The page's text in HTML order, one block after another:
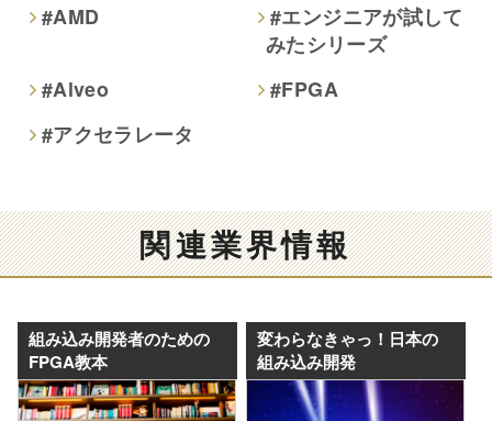
#AMD
#エンジニアが試して
みたシリーズ
#Alveo
#FPGA
#アクセラレータ
関連業界情報
組み込み開発者のための
FPGA教本
変わらなきゃっ！日本の
組み込み開発